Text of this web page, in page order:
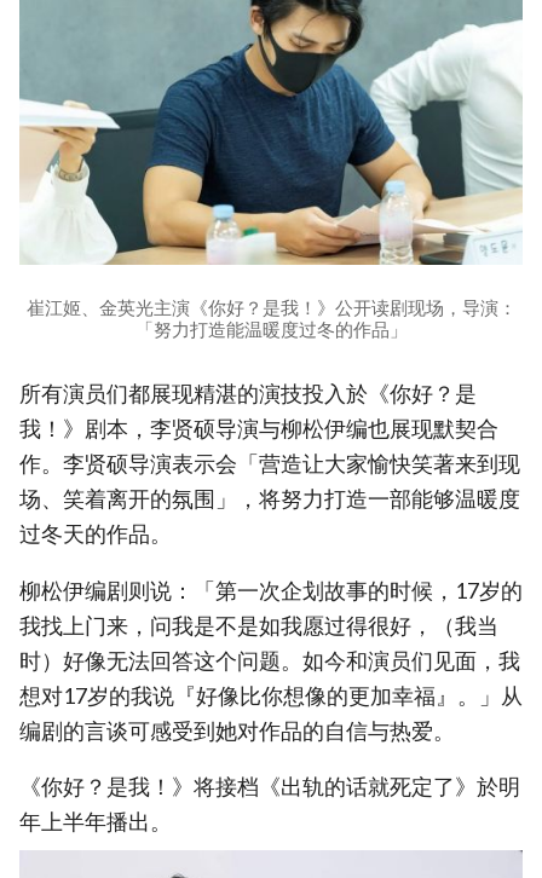
崔江姬、金英光主演《你好？是我！》公开读剧现场，导演：
「努力打造能温暖度过冬的作品」
所有演员们都展现精湛的演技投入於《你好？是
我！》剧本，李贤硕导演与柳松伊编也展现默契合
作。李贤硕导演表示会「营造让大家愉快笑著来到现
场、笑着离开的氛围」，将努力打造一部能够温暖度
过冬天的作品。
柳松伊编剧则说：「第一次企划故事的时候，17岁的
我找上门来，问我是不是如我愿过得很好，（我当
时）好像无法回答这个问题。如今和演员们见面，我
想对17岁的我说『好像比你想像的更加幸福』。」从
编剧的言谈可感受到她对作品的自信与热爱。
《你好？是我！》将接档《出轨的话就死定了》於明
年上半年播出。